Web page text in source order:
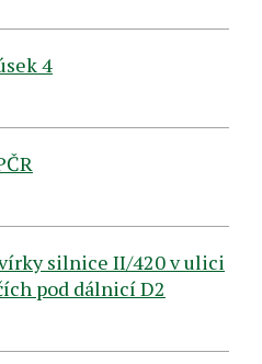
4
silnice II/420 v ulici
pod dálnicí D2